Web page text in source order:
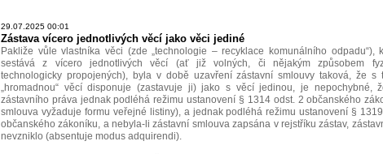
29.07.2025 00:01
Zástava vícero jednotlivých věcí jako věci jediné
Pakliže vůle vlastníka věci (zde „technologie – recyklace komunálního odpadu“),
sestává z vícero jednotlivých věcí (ať již volných, či nějakým způsobem
technologicky propojených), byla v době uzavření zástavní smlouvy taková, že s
„hromadnou“ věcí disponuje (zastavuje ji) jako s věcí jedinou, je nepochybné,
zástavního práva jednak podléhá režimu ustanovení § 1314 odst. 2 občanského
smlouva vyžaduje formu veřejné listiny), a jednak podléhá režimu ustanovení §
občanského zákoníku, a nebyla-li zástavní smlouva zapsána v rejstříku zástav,
nevzniklo (absentuje modus adquirendi).